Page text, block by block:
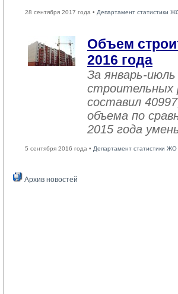
28 сентября 2017 года • Департамент статистики
Объем
2016 года
За январь-
строительных
составил
объема по
2015 года
5 сентября 2016 года • Департамент статистики ЖО
Архив новостей